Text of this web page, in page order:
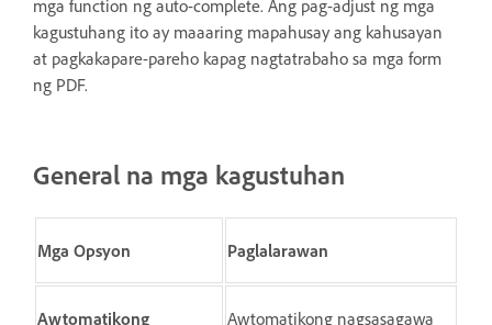
mga function ng auto-complete. Ang pag-adjust ng mga
kagustuhang ito ay maaaring mapahusay ang kahusayan
at pagkakapare-pareho kapag nagtatrabaho sa mga form
ng PDF.
General na mga kagustuhan
Mga Opsyon Paglalarawan
Awtomatikong
Awtomatikong nagsasagawa